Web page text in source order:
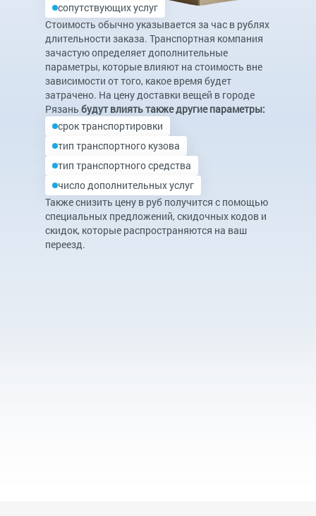
сопутствующих услуг
Стоимость обычно указывается за час в рублях
длительности заказа. Транспортная компания
зачастую определяет дополнительные
параметры, которые влияют на стоимость вне
зависимости от того, какое время будет
затрачено. На цену доставки вещей в городе
Рязань будут влиять также другие параметры:
срок транспортировки
тип транспортного кузова
тип транспортного средства
число дополнительных услуг
Также снизить цену в руб получится с помощью
специальных предложений, скидочных кодов и
скидок, которые распространяются на ваш
переезд.